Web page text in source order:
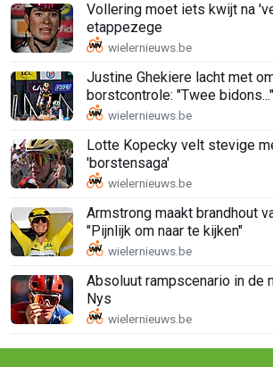
Vollering moet iets kwijt na
etappezege
Justine Ghekiere lacht met
borstcontrole: "Twee bidons..."
Lotte Kopecky velt stevige
'borstensaga'
Armstrong maakt brandhout
"Pijnlijk om naar te kijken"
Absoluut rampscenario in de
Nys